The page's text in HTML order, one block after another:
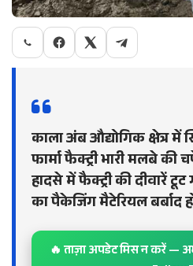
काला अंब औद्योगिक क्षेत्र में
फार्मा फैक्ट्री भारी मलबे
हादसे में फैक्ट्री की दीवारें
का पैकेजिंग मैटेरियल बर्बाद
🔥 ताज़ा अपडेट मिस न करें —